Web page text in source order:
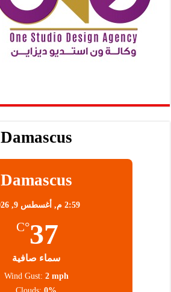
Damascus
Damascus
2:59 م, أغسطس 9, 2026
37
°C
سماء صافية
Wind Gust: 2 mph